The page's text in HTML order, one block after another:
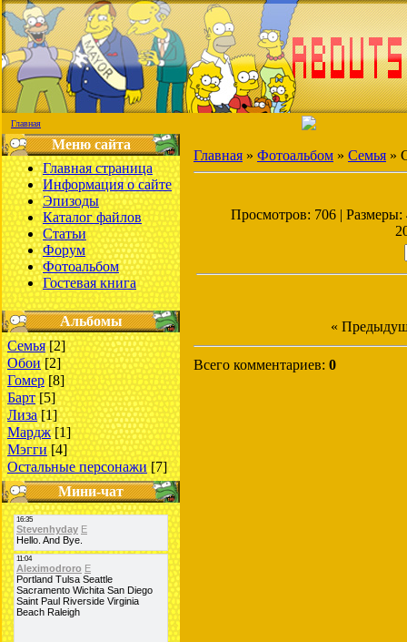
Главная
Меню сайта
Главная страница
Информация о сайте
Эпизоды
Каталог файлов
Статьи
Форум
Фотоальбом
Гостевая книга
Альбомы
Семья [2]
Обои [2]
Гомер [8]
Барт [5]
Лиза [1]
Мардж [1]
Мэгги [4]
Остальные персонажи [7]
Мини-чат
Главная » Фотоальбом » Семья »
Просмотров: 706 |
«
Всего комментариев: 0